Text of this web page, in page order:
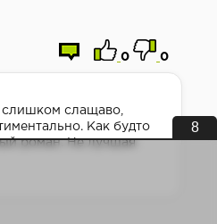
0 0
слащаво,
Как будто
роман. Не лучшая
8